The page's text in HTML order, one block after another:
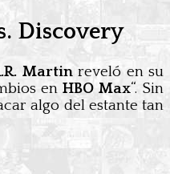
Discovery
Martinreveló en su
en HBO Max“. Sin
algo del estante tan